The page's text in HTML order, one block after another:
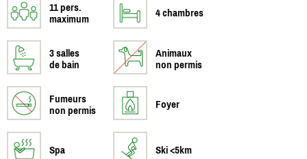
11 pers.
maximum
4 chambres
3 salles
de bain
Animaux
non permis
Fumeurs
non permis
Foyer
Spa Ski <5km